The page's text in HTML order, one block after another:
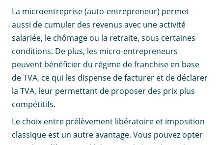
La microentreprise (auto-entrepreneur) permet
aussi de cumuler des revenus avec une activité
salariée, le chômage ou la retraite, sous certaines
conditions. De plus, les micro-entrepreneurs
peuvent bénéficier du régime de franchise en base
de TVA, ce qui les dispense de facturer et de déclarer
la TVA, leur permettant de proposer des prix plus
compétitifs.
Le choix entre prélèvement libératoire et imposition
classique est un autre avantage. Vous pouvez opter